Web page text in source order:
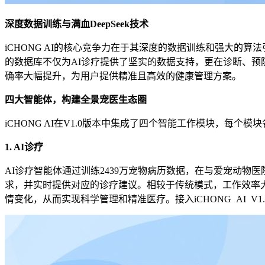
深度数据训练与满血DeepSeek技术
iCHONG AI的核心竞争力在于其深度的数据训练和强大的算
的数据库不仅为AI诊疗提供了坚实的数据支持，更在诊断、
确率大幅提升，为用户提供精准且高效的健康管理方案。
四大智能体，构建全景宠医生态圈
iCHONG AI在V1.0版本中集成了四个智能工作模块，每个模
1. AI诊疗
AI诊疗智能体通过训练2439万宠物病历数据，在与爱宠动物
求，并实时提供对应的诊疗建议。相较于传统模式，工作效
情变化，从而实现科学管理和精准医疗。接入iCHONG AI